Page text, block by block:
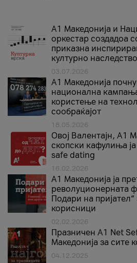
А1 Македонија и
оркестар создадоа
приказна
културно наследство
03.07.2026
A1 Македонија
национална
користење на
сообраќајот
18.05.2026
Овој Валентајн, A1
скопски кафулиња
safe dating
16.02.2026
А1 Македонија ја
револуционерната
Подари на
корисници
02.02.2026
Празничен A1 Net
Македонија за сите
04.12.2025